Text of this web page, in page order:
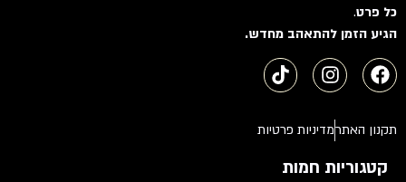
כל פרט.
הגיע הזמן להתאהב מחדש.
תקנון האתרמדיניות פרטיות
קטגוריות חמות